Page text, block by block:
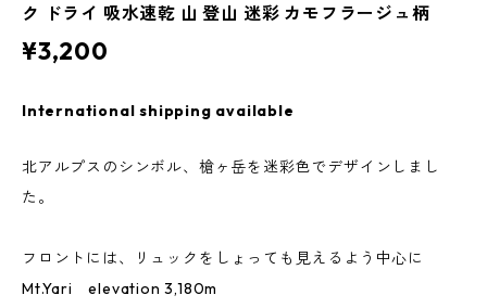
ク ドライ 吸水速乾 山 登山 迷彩 カモフラージュ柄
¥3,200
International shipping available
北アルプスのシンボル、槍ヶ岳を迷彩色でデザインしまし
た。
フロントには、リュックをしょっても見えるよう中心に
Mt.Yari elevation 3,180m